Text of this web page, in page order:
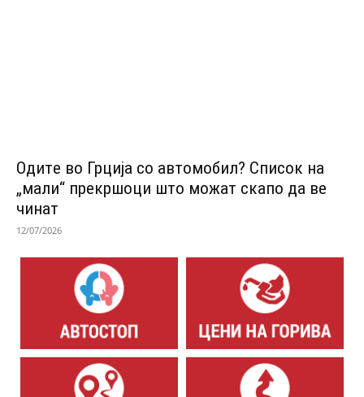
Одитe во Грција со автомобил? Список на
„мали“ прекршоци што можат скапо да ве
чинат
12/07/2026